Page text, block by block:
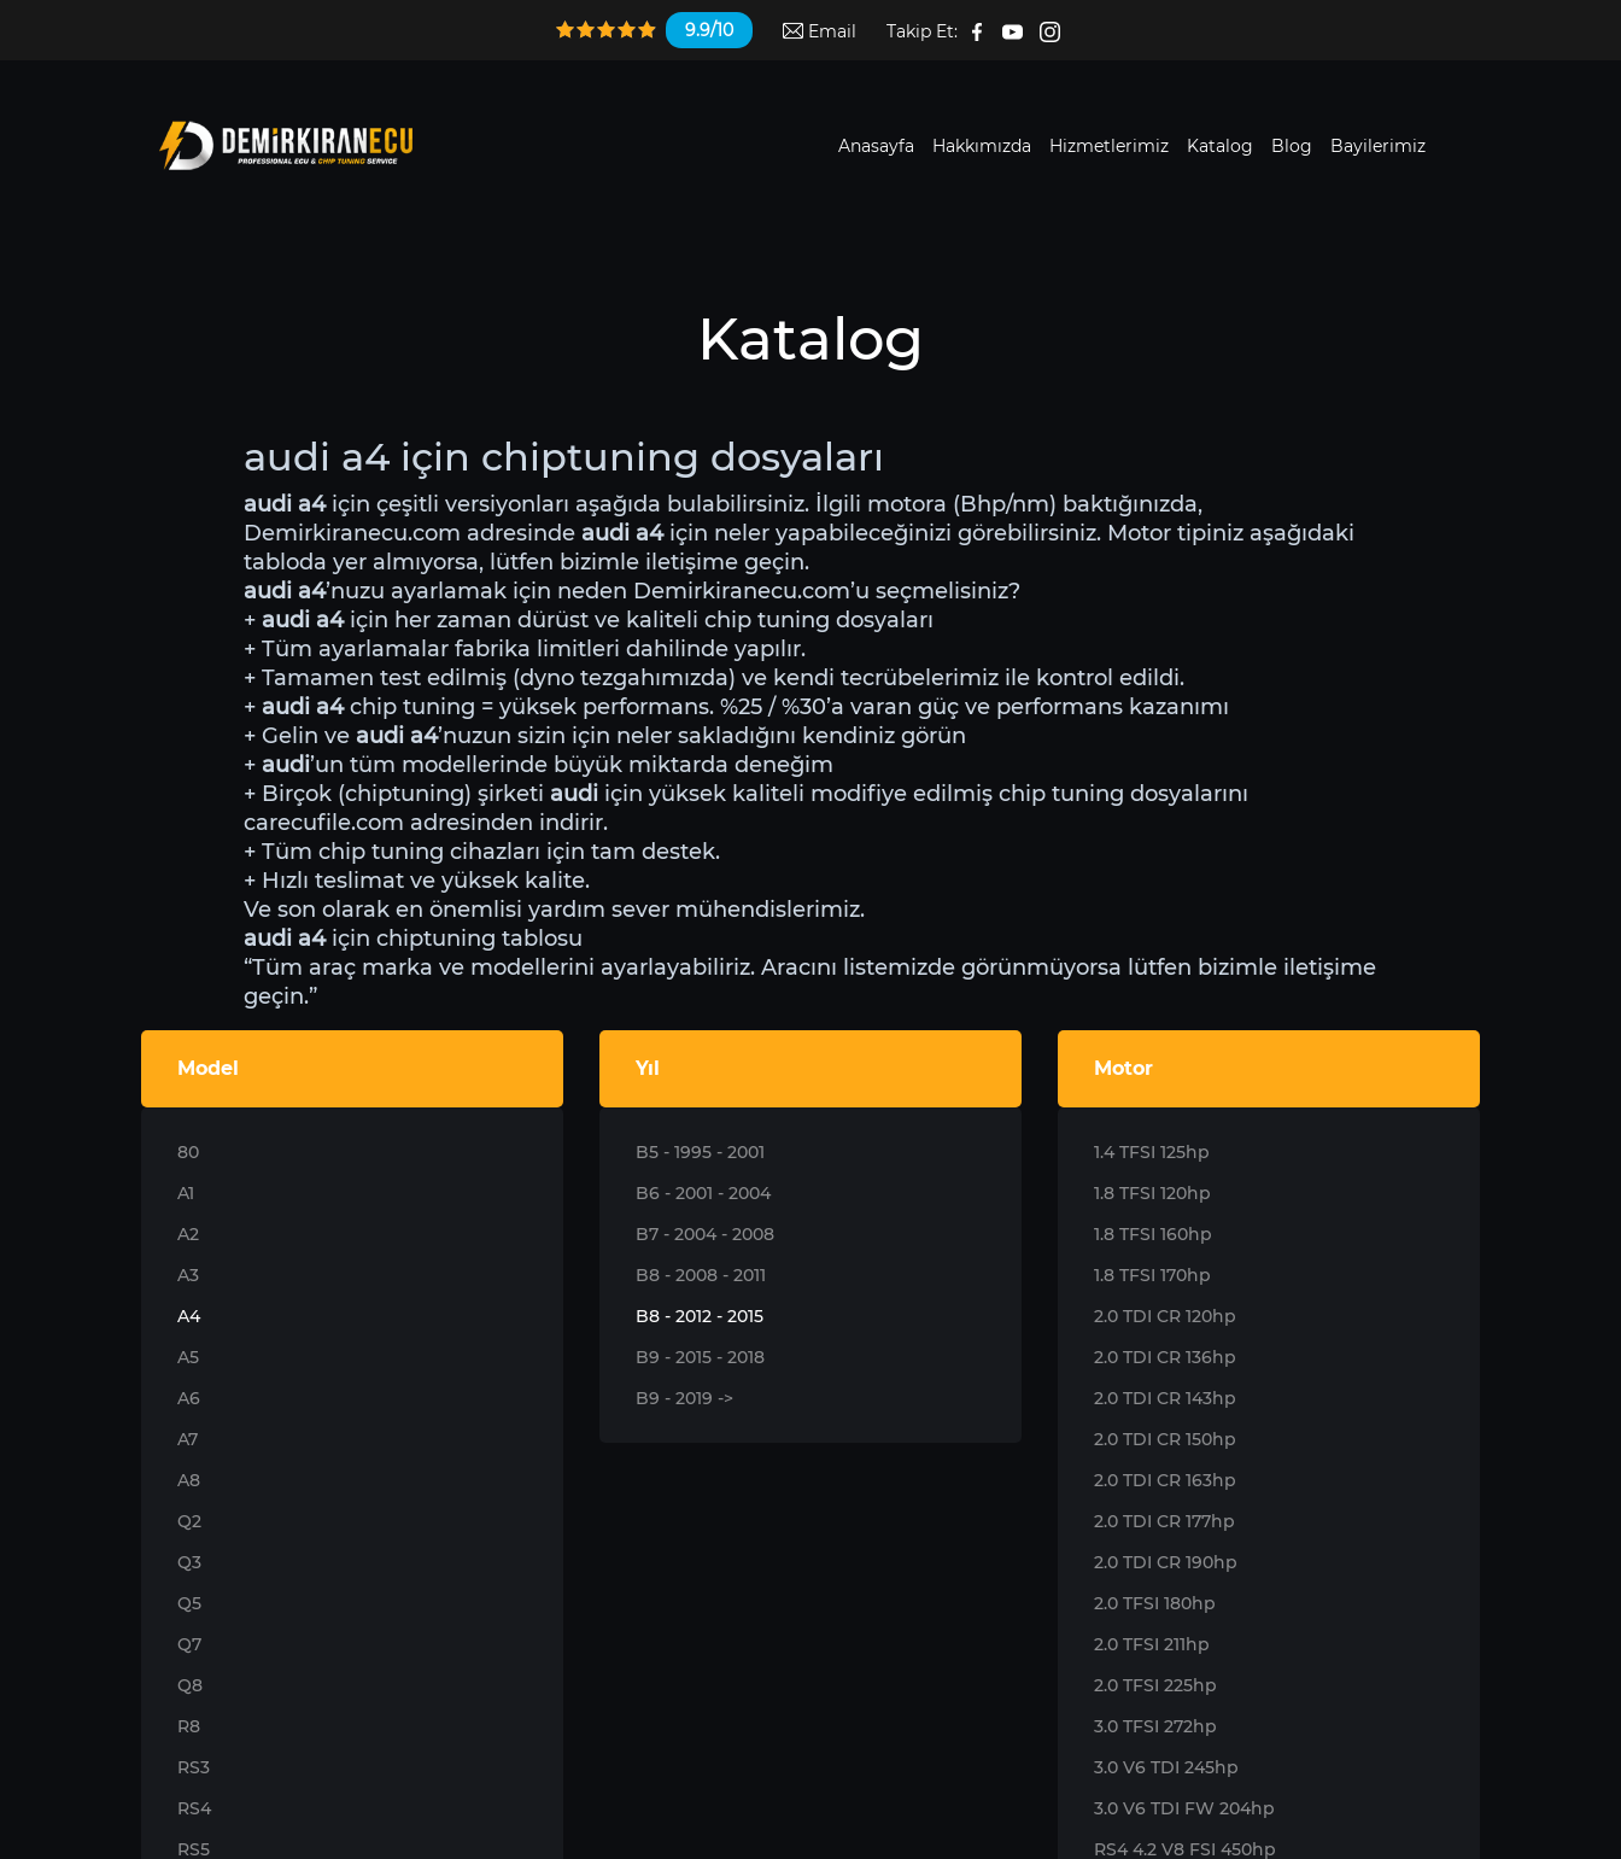
9.9/10 Email Takip Et:
Anasayfa Hakkımızda Hizmetlerimiz Katalog Blog Bayilerimiz
Katalog
audi a4 için chiptuning dosyaları
audi a4için çeşitli versiyonları aşağıda bulabilirsiniz. İlgili motora (Bhp/nm) baktığınızda,
Demirkiranecu.com adresinde audi a4için neler yapabileceğinizi görebilirsiniz. Motor tipiniz aşağıdaki
tabloda yer almıyorsa, lütfen bizimle iletişime geçin.
audi a4’nuzu ayarlamak için neden Demirkiranecu.com’u seçmelisiniz?
+ audi a4için her zaman dürüst ve kaliteli chip tuning dosyaları
+ Tüm ayarlamalar fabrika limitleri dahilinde yapılır.
+ Tamamen test edilmiş (dyno tezgahımızda) ve kendi tecrübelerimiz ile kontrol edildi.
+ audi a4chip tuning = yüksek performans. %25 / %30’a varan güç ve performans kazanımı
+ Gelin ve audi a4’nuzun sizin için neler sakladığını kendiniz görün
+ audi’un tüm modellerinde büyük miktarda deneğim
+ Birçok (chiptuning) şirketi audi için yüksek kaliteli modifiye edilmiş chip tuning dosyalarını
carecufile.com adresinden indirir.
+ Tüm chip tuning cihazları için tam destek.
+ Hızlı teslimat ve yüksek kalite.
Ve son olarak en önemlisi yardım sever mühendislerimiz.
audi a4için chiptuning tablosu
“Tüm araç marka ve modellerini ayarlayabiliriz. Aracını listemizde görünmüyorsa lütfen bizimle iletişime
geçin.”
Model
80
A1
A2
A3
A4
A5
A6
A7
A8
Q2
Q3
Q5
Q7
Q8
R8
RS3
RS4
RS5
Yıl
B5 - 1995 - 2001
B6 - 2001 - 2004
B7 - 2004 - 2008
B8 - 2008 - 2011
B8 - 2012 - 2015
B9 - 2015 - 2018
B9 - 2019 ->
Motor
1.4 TFSI 125hp
1.8 TFSI 120hp
1.8 TFSI 160hp
1.8 TFSI 170hp
2.0 TDI CR 120hp
2.0 TDI CR 136hp
2.0 TDI CR 143hp
2.0 TDI CR 150hp
2.0 TDI CR 163hp
2.0 TDI CR 177hp
2.0 TDI CR 190hp
2.0 TFSI 180hp
2.0 TFSI 211hp
2.0 TFSI 225hp
3.0 TFSI 272hp
3.0 V6 TDI 245hp
3.0 V6 TDI FW 204hp
RS4 4.2 V8 FSI 450hp